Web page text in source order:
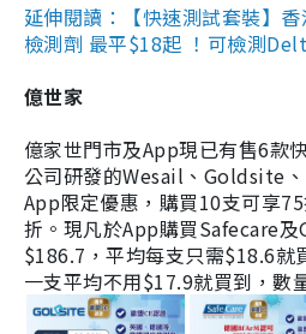
延伸閱讀：【快速測試套裝】
檢測劑 最平$18起 ！可檢測
億世家
億家世門市及App現已有售6款
公司研發的Wesail、Goldsite
App限定優惠，購買10支可享
折。現凡於App購買Safecare
$186.7，平均每支只需$18.6就
一支平均不用$17.9就買到，數